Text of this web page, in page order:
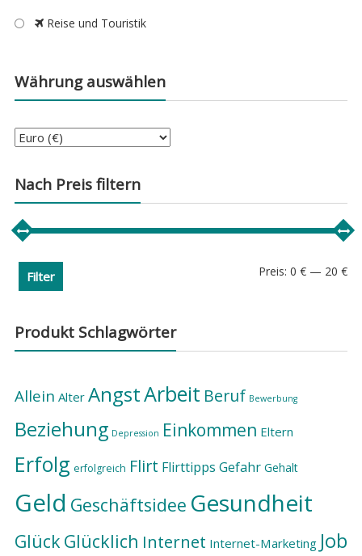
Reise und Touristik
Währung auswählen
Nach Preis filtern
Filter Preis:0 € — 20 €
Produkt Schlagwörter
Allein Alter AngstArbeit Beruf Bewerbung
Beziehung Depression Einkommen Eltern
Erfolg erfolgreich Flirt Flirttipps Gefahr Gehalt
Geld Geschäftsidee Gesundheit
Glück Glücklich Internet Internet-Marketing Job